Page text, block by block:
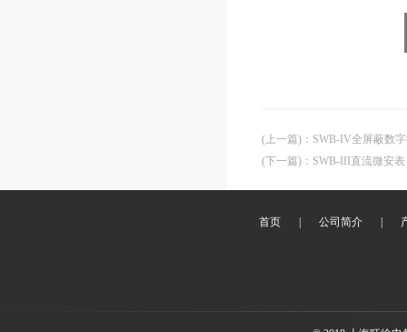
(上一篇) ： SWB-IV全屏蔽数
(下一篇) ： SWB-III直流微安表
首页 公司简介